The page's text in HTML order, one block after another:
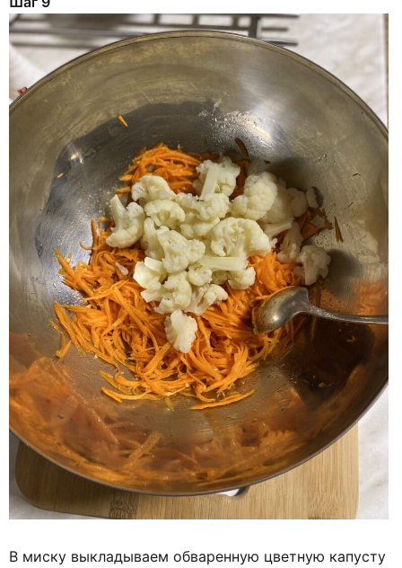
В миску выкладываем обваренную цветную капусту